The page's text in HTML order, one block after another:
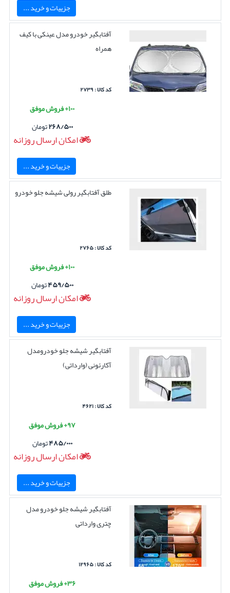
جزییات و خرید ...
آفتابگیر خودرو مدل عینکی با کیف
همراه
کد کالا : ۲۷۳۹
۱۰۰+ فروش موفق
۲۶۸/۵۰۰تومان
امکان ارسال روزانه
جزییات و خرید ...
طلق آفتابگیر رولی شیشه جلو خودرو
کد کالا : ۲۷۶۵
۱۰۰+ فروش موفق
۴۵۹/۵۰۰تومان
امکان ارسال روزانه
جزییات و خرید ...
آفتابگیر شیشه جلو خودرومدل
آکارئونی (وارداتی)
کد کالا : ۴۶۲۱
۹۷+ فروش موفق
۴۸۵/۰۰۰تومان
امکان ارسال روزانه
جزییات و خرید ...
آفتابگیر شیشه جلو خودرو مدل
چتری وارداتی
کد کالا : ۱۲۹۶۵
۳۶+ فروش موفق